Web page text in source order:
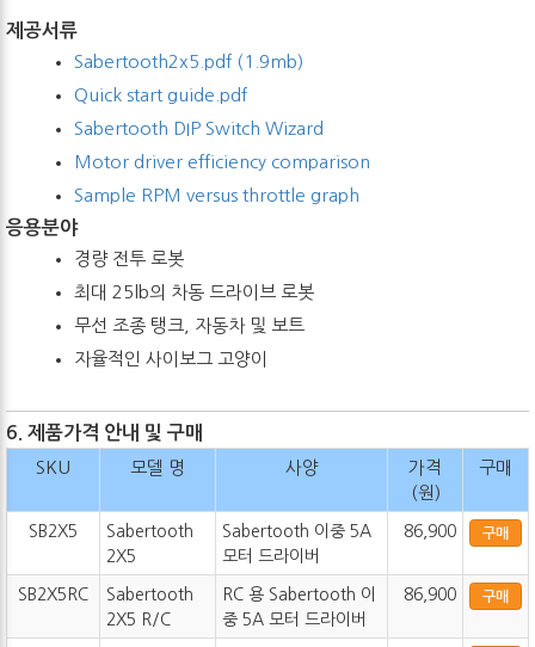
제공서류
Sabertooth2x5.pdf (1.9mb)
Quick start guide.pdf
Sabertooth DIP Switch Wizard
Motor driver efficiency comparison
Sample RPM versus throttle graph
응용분야
경량 전투 로봇
최대 25lb의 차동 드라이브 로봇
무선 조종 탱크, 자동차 및 보트
자율적인 사이보그 고양이
6. 제품가격 안내 및 구매
SKU
모델 명 사양
가격
(원)
구매
SB2X5
Sabertooth
2X5
Sabertooth 이중 5A
모터 드라이버
86,900 구매
SB2X5RC
Sabertooth
2X5 R/C
RC 용 Sabertooth 이
중 5A 모터 드라이버
86,900 구매